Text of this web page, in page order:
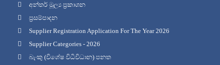
අන්තර් මූල්‍ය ප්‍රකාශන
ප්‍රසම්පාදන
Supplier Registration Application For The Year 2026
Supplier Categories - 2026
බැංකු (විශේෂ විධිවිධාන) පනත